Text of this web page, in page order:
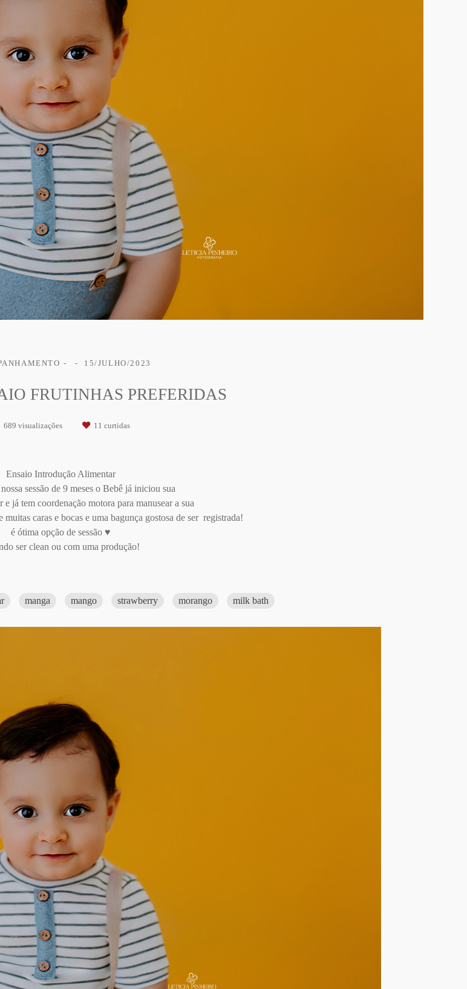
15/JULHO/2023
FRUTINHAS PREFERIDAS
689 visualizações 11 curtidas
Ensaio Introdução Alimentar
sessão de 9 meses o Bebê já iniciou sua
já tem coordenação motora para manusear a sua
caras e bocas e uma bagunça gostosa de ser registrada!
é ótima opção de sessão ♥
ser clean ou com uma produção!
manga mango strawberry morango milk bath